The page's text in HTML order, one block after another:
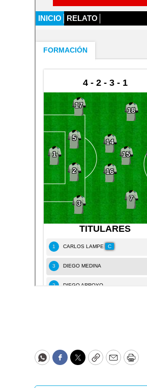
WhatsApp
Facebook
Twitter
CopyEmailPrint